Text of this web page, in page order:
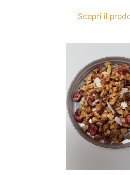
Scopri il